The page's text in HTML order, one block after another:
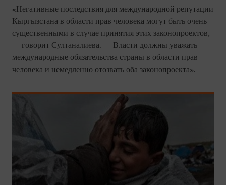
«Негативные последствия для международной репутации
Кыргызстана в области прав человека могут быть очень
существенными в случае принятия этих законопроектов,
— говорит Султаналиева. — Власти должны уважать
международные обязательства страны в области прав
человека и немедленно отозвать оба законопроекта».